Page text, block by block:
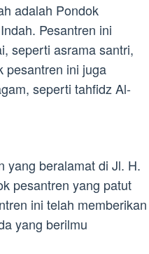
adalah Pondok
Pesantren ini
seperti asrama santri,
pesantren ini juga
seperti tahfidz Al-
yang beralamat di Jl. H.
pesantren yang patut
ini telah memberikan
yang berilmu